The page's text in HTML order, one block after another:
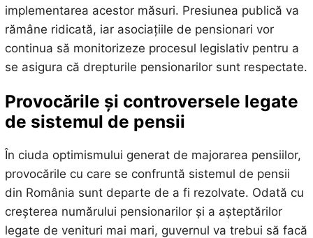
implementarea acestor măsuri. Presiunea publică va
rămâne ridicată, iar asociațiile de pensionari vor
continua să monitorizeze procesul legislativ pentru a
se asigura că drepturile pensionarilor sunt respectate.
Provocările și controversele legate
de sistemul de pensii
În ciuda optimismului generat de majorarea pensiilor,
provocările cu care se confruntă sistemul de pensii
din România sunt departe de a fi rezolvate. Odată cu
creșterea numărului pensionarilor și a așteptărilor
legate de venituri mai mari, guvernul va trebui să facă